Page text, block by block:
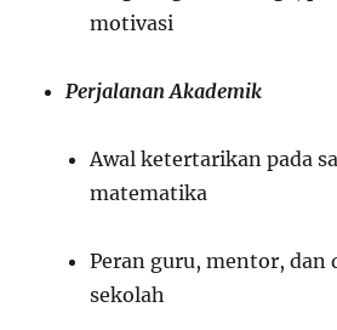
motivasi
Perjalanan Akademik
Awal ketertarikan pada
matematika
Peran guru, mentor, dan
sekolah